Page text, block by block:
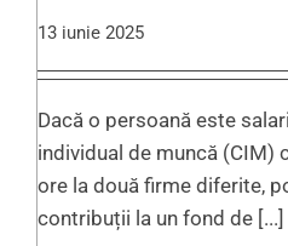
13 iunie 2025
Dacă o persoană este
individual de muncă (CIM)
ore la două firme diferite,
contribuții la un fond de [...]